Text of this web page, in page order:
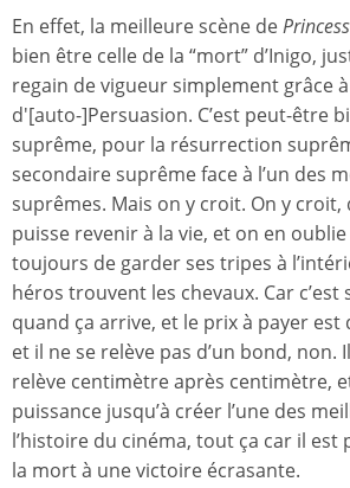
En effet, la meilleure scène de
bien être celle de la “mort” d’Inigo,
regain de vigueur simplement grâce
d'[auto-]Persuasion. C’est peut-être
suprême, pour la résurrection
secondaire suprême face à l’un des
suprêmes. Mais on y croit. On y croit,
puisse revenir à la vie, et on en oublie
toujours de garder ses tripes à
héros trouvent les chevaux. Car
quand ça arrive, et le prix à payer est
et il ne se relève pas d’un bond, non.
relève centimètre après centimètre,
puissance jusqu’à créer l’une des
l’histoire du cinéma, tout ça car il est
la mort à une victoire écrasante.